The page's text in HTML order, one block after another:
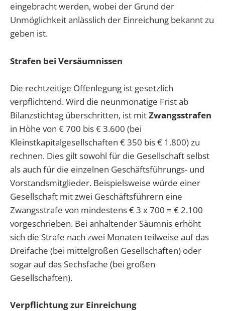
eingebracht werden, wobei der Grund der
Unmöglichkeit anlässlich der Einreichung bekannt zu
geben ist.
Strafen bei Versäumnissen
Die rechtzeitige Offenlegung ist gesetzlich
verpflichtend. Wird die neunmonatige Frist ab
Bilanzstichtag überschritten, ist mitZwangsstrafen
in Höhe von € 700 bis € 3.600 (bei
Kleinstkapitalgesellschaften € 350 bis € 1.800) zu
rechnen. Dies gilt sowohl für die Gesellschaft selbst
als auch für die einzelnen Geschäftsführungs- und
Vorstandsmitglieder. Beispielsweise würde einer
Gesellschaft mit zwei Geschäftsführern eine
Zwangsstrafe von mindestens € 3 x 700 = € 2.100
vorgeschrieben. Bei anhaltender Säumnis erhöht
sich die Strafe nach zwei Monaten teilweise auf das
Dreifache (bei mittelgroßen Gesellschaften) oder
sogar auf das Sechsfache (bei großen
Gesellschaften).
Verpflichtung zur Einreichung